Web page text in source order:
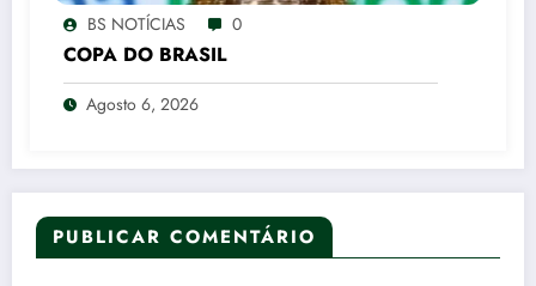
BS NOTÍCIAS 0
COPA DO BRASIL
Agosto 6, 2026
PUBLICAR COMENTÁRIO